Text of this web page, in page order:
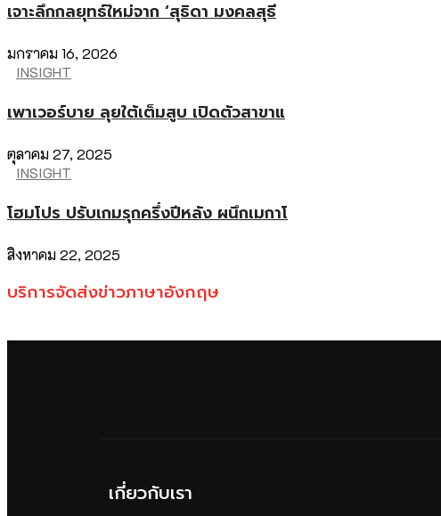
เจาะลึกกลยุทธ์ใหม่จาก ‘สุธิดา มงคลสุธี
มกราคม 16, 2026
INSIGHT
เพาเวอร์บาย ลุยใต้เต็มสูบ เปิดตัวสาขาแ
ตุลาคม 27, 2025
INSIGHT
โฮมโปร ปรับเกมรุกครึ่งปีหลัง ผนึกเมกาโ
สิงหาคม 22, 2025
บริการจัดส่งข่าวภาษาอังกฤษ
เกี่ยวกับเรา